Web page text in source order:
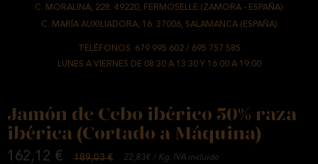
Jamón de Cebo ibérico 50% raza
ibérica (Cortado a Máquina)
162,12 € 189,03 € 22,83€ / Kg. IVA incluido
C. MORALINA, 228. 49220, FERMOSELLE (ZAMORA - ESPAÑA)
C. MARÍA AUXILIADORA, 16. 37006, SALAMANCA (ESPAÑA)
TELÉFONOS. 679 995 602/ 695 757 585
LUNES A VIERNES DE 08:30 A 13:30 Y 16:00 A 19:00